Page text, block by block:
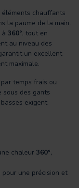
éléments chauffants
la paume de la main.
360°, tout en
au niveau des
un excellent
maximale.
temps frais ou
sous des gants
exigent
chaleur 360°,
une précision et